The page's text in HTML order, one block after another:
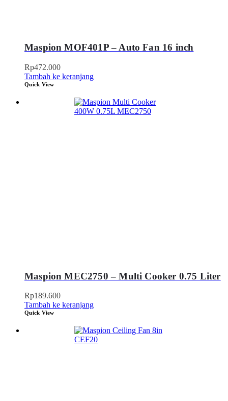
Maspion MOF401P – Auto Fan 16 inch
Rp472.000
Tambah ke keranjang
Quick View
Maspion MEC2750 – Multi Cooker 0.75 Liter
Rp189.600
Tambah ke keranjang
Quick View